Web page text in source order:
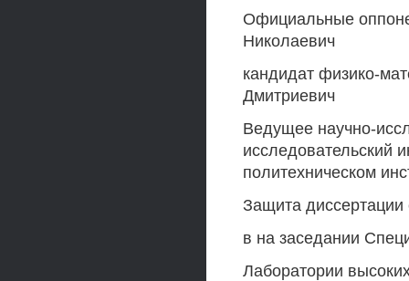
Официальные
Николаевич
кандидат физико-
Дмитриевич
Ведущее научно-
исследовательский
политехническом
Защита диссертации
в на заседании
Лаборатории